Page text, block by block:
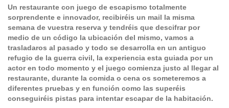
Un restaurante con juego de escapismo totalmente
sorprendente e innovador, recibiréis un mail la misma
semana de vuestra reserva y tendréis que descifrar por
medio de un código la ubicación del mismo, vamos a
trasladaros al pasado y todo se desarrolla en un antiguo
refugio de la guerra civil, la experiencia esta guiada por un
actor en todo momento y el juego comienza justo al llegar al
restaurante, durante la comida o cena os someteremos a
diferentes pruebas y en función como las superéis
conseguiréis pistas para intentar escapar de la habitación.